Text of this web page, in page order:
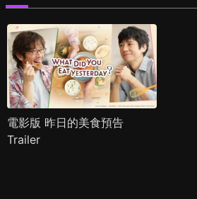
電影版 昨日的美食預告
Trailer